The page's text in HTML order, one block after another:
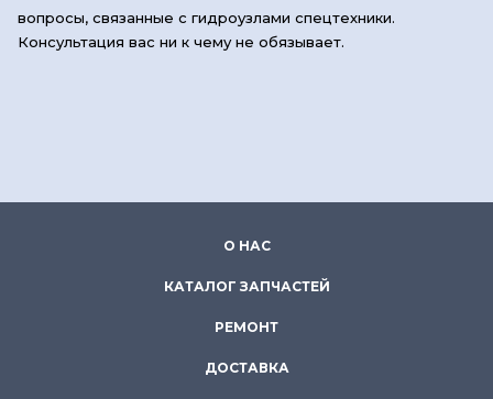
вопросы, связанные с гидроузлами спецтехники.
Консультация вас ни к чему не обязывает.
О НАС
КАТАЛОГ ЗАПЧАСТЕЙ
РЕМОНТ
ДОСТАВКА